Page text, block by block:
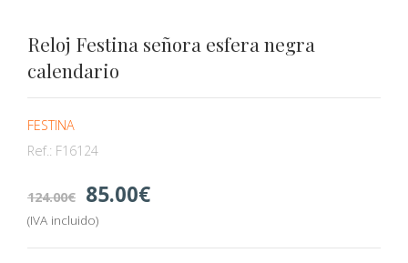
Reloj Festina señora esfera negra
calendario
FESTINA
Ref.: F16124
124.00 85.00
(IVA incluido)